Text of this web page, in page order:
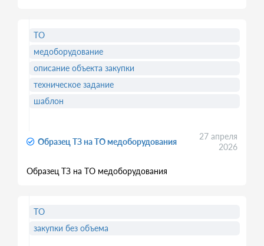
Образец ТЗ на ТО медоборудования
27 апреля
2026
Образец ТЗ на ТО медоборудования
ТО
медоборудование
описание объекта закупки
техническое задание
шаблон
ТО
закупки без объема